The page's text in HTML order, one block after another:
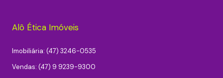
Alô Ética Imóveis
Imobiliária: (47) 3246-0535
Vendas: (47) 9 9239-9300